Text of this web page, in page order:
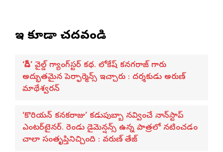
ఇవి కూడా చదవండి
‘డీసీ’ వైల్డ్ గ్యాంగ్‌స్టర్ కథ. లోకేష్ కనగరాజ్ గారు
అద్భుతమైన పెర్ఫార్మెన్స్ ఇచ్చారు : దర్శకుడు అరుణ్
మాథేశ్వరన్
‘కొరియన్ కనకరాజు’ కడుపుబ్బా నవ్వించే నాన్‌స్టాప్
ఎంటర్‌టైనర్. రెండు డైమెన్షన్స్ ఉన్న పాత్రలో నటించడం
చాలా సంతృప్తినిచ్చింది : వరుణ్ తేజ్